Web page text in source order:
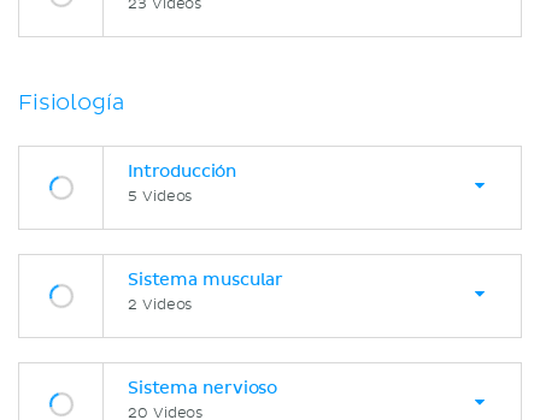
23 Videos
Fisiología
Introducción
5 Videos
Sistema muscular
2 Videos
Sistema nervioso
20 Videos